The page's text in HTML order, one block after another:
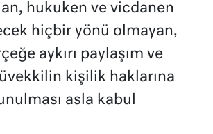
hukuken ve vicdanen
hiçbir yönü olmayan,
aykırı paylaşım ve
kişilik haklarına
asla kabul